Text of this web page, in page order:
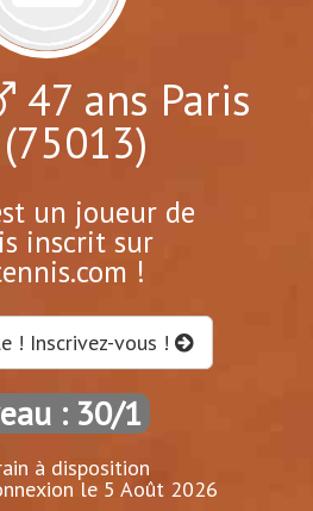
47 ans Paris
un joueur de
inscrit sur
!
! Inscrivez-vous !
: 30/1
à disposition
le 5 Août 2026